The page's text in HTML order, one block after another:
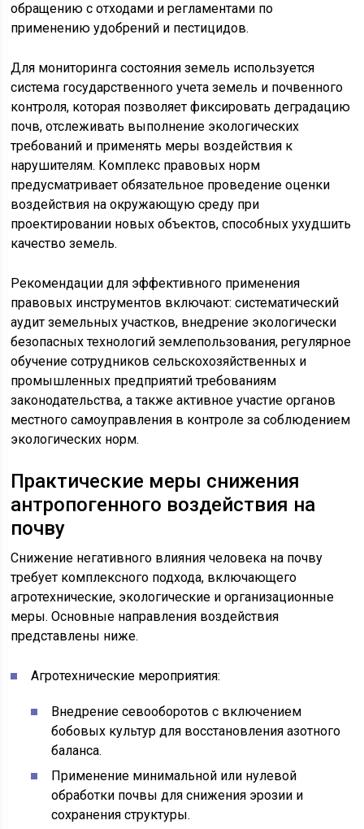
обращению с отходами и регламентами по
применению удобрений и пестицидов.
Для мониторинга состояния земель используется
система государственного учета земель и почвенного
контроля, которая позволяет фиксировать деградацию
почв, отслеживать выполнение экологических
требований и применять меры воздействия к
нарушителям. Комплекс правовых норм
предусматривает обязательное проведение оценки
воздействия на окружающую среду при
проектировании новых объектов, способных ухудшить
качество земель.
Рекомендации для эффективного применения
правовых инструментов включают: систематический
аудит земельных участков, внедрение экологически
безопасных технологий землепользования, регулярное
обучение сотрудников сельскохозяйственных и
промышленных предприятий требованиям
законодательства, а также активное участие органов
местного самоуправления в контроле за соблюдением
экологических норм.
Практические меры снижения
антропогенного воздействия на
почву
Снижение негативного влияния человека на почву
требует комплексного подхода, включающего
агротехнические, экологические и организационные
меры. Основные направления воздействия
представлены ниже.
Агротехнические мероприятия:
Внедрение севооборотов с включением
бобовых культур для восстановления азотного
баланса.
Применение минимальной или нулевой
обработки почвы для снижения эрозии и
сохранения структуры.